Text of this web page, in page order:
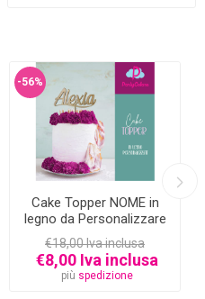
-56%
Cake Topper NOME in
legno da Personalizzare
€18,00 Iva inclusa
€8,00 Iva inclusa
più spedizione